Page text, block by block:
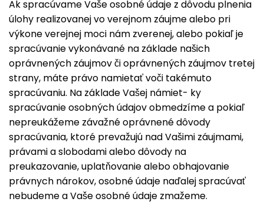
Ak spracúvame Vaše osobné údaje z dôvodu plnenia
úlohy realizovanej vo verejnom záujme alebo pri
výkone verejnej moci nám zverenej, alebo pokiaľ je
spracúvanie vykonávané na základe našich
oprávnených záujmov či oprávnených záujmov tretej
strany, máte právo namietať voči takémuto
spracúvaniu. Na základe Vašej námiet- ky
spracúvanie osobných údajov obmedzíme a pokiaľ
nepreukážeme závažné oprávnené dôvody
spracúvania, ktoré prevažujú nad Vašimi záujmami,
právami a slobodami alebo dôvody na
preukazovanie, uplatňovanie alebo obhajovanie
právnych nárokov, osobné údaje naďalej spracúvať
nebudeme a Vaše osobné údaje zmažeme.